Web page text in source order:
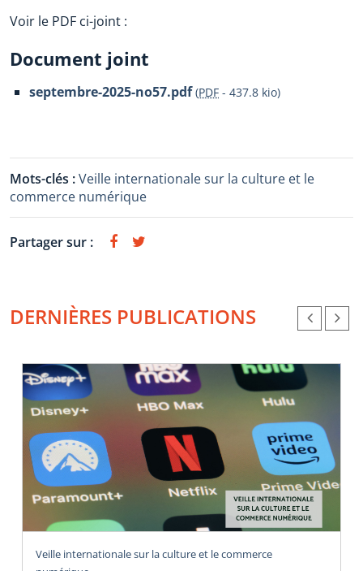
Voir le PDF ci-joint :
Document joint
septembre-2025-no57.pdf (PDF - 437.8 kio)
Mots-clés :Veille internationale sur la culture et le
commerce numérique
Partager sur :
DERNIÈRES PUBLICATIONS
Veille internationale sur la culture et le commerce